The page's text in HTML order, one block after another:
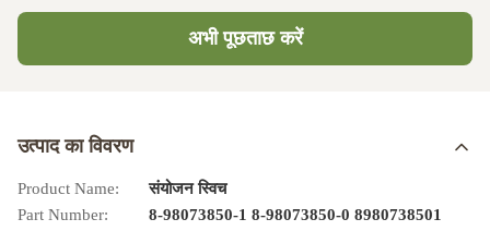
अभी पूछताछ करें
उत्पाद का विवरण
Product Name:
संयोजन स्विच
Part Number:
8-98073850-1 8-98073850-0 8980738501